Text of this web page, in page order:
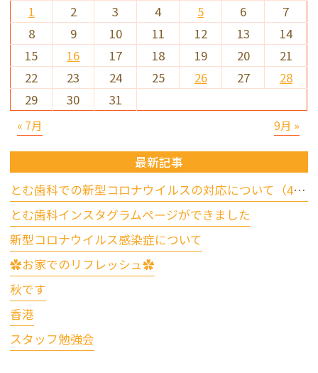
« 7月 9月 »
1 2 3 4 5 6
7
8
9 10 11 12 13
14
15
16 17 18 19 20
21
22
23 24 25 26 27
28
29
30 31
最新記事
とむ歯科での新型コロナウイルスの対応について（4/17更新）
とむ歯科インスタグラムページができました
新型コロナウイルス感染症について
✿お家でのリフレッシュ✿
秋です
香港
スタッフ勉強会